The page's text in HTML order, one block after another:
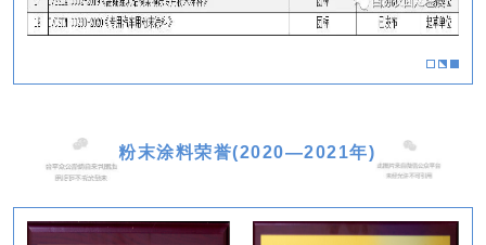
粉末涂料荣誉(2020—2021年)